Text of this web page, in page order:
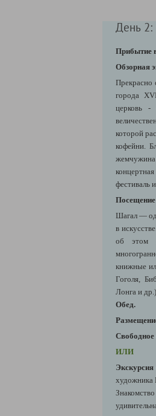
День 2:
Прибытие
Обзорная
Прекрасно
города
церковь -
которой
кофейни.
фестиваль
Шагал —
в
об этом
книжные
Гоголя,
Лонга и др.).
Обед.
Свободное
ИЛИ
художника